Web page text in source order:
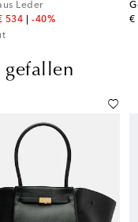
Leder
price
534 price
-40%
€
gefallen